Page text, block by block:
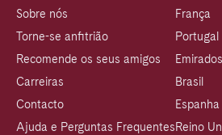
Sobre nós
Torne-se anfitrião
Recomende os seus amigos
Carreiras
Contacto
Ajuda e Perguntas Frequentes
França
Portugal
Brasil
Espanha
Reino